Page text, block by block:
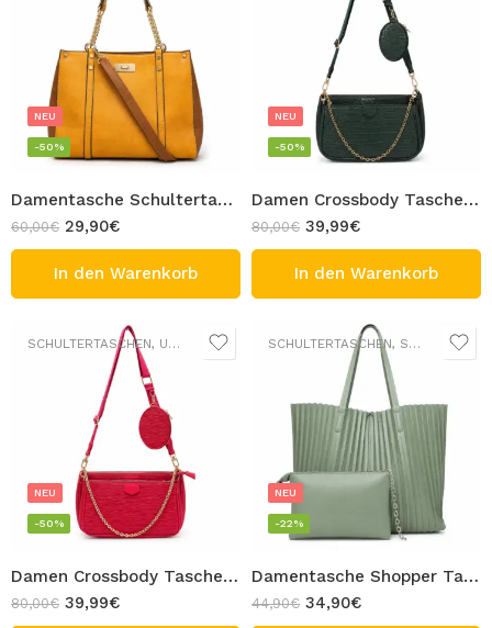
Damentasche Schultertasche Elegante zweifarbige Tasche Braun Senfgelb mit Schulterriemen Design TALLY
NEU
-50%
60,00€ 29,90€
In den Warenkorb
Damen Crossbody Tasche 3 in 1 Tasche Kroko-Optik mit abnehmbaren Taschen Dunkelgrün Design Meriem
NEU
-50%
80,00€ 39,99€
In den Warenkorb
SCHULTERTASCHEN, UMHÄNGETASCHEN
Damen Crossbody Tasche 3 in 1 Tasche Kroko-Optik mit abnehmbaren Taschen Rot Design Meriem
NEU
-50%
80,00€ 39,99€
SCHULTERTASCHEN, SHOPPER
Damentasche Shopper Tasche mit herausnehmbarer Innentasche Hellgrün Schultertasche Kunststoff Design VALENTINA
NEU
-22%
44,90€ 34,90€